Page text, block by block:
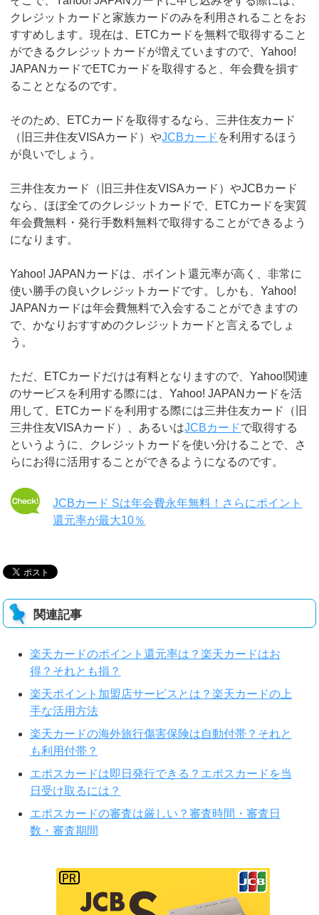
クレジットカードと家族カードのみを利用されることをお
すすめします。現在は、ETCカードを無料で取得すること
ができるクレジットカードが増えていますので、Yahoo!
JAPANカードでETCカードを取得すると、年会費を損す
ることとなるのです。
そのため、ETCカードを取得するなら、三井住友カード
（旧三井住友VISAカード）やJCBカード を利用するほう
が良いでしょう。
三井住友カード（旧三井住友VISAカード）やJCBカード
なら、ほぼ全てのクレジットカードで、ETCカードを実質
年会費無料・発行手数料無料で取得することができるよう
になります。
Yahoo! JAPANカードは、ポイント還元率が高く、非常に
使い勝手の良いクレジットカードです。しかも、Yahoo!
JAPANカードは年会費無料で入会することができますの
で、かなりおすすめのクレジットカードと言えるでしょ
う。
ただ、ETCカードだけは有料となりますので、Yahoo!関連
のサービスを利用する際には、Yahoo! JAPANカードを活
用して、ETCカードを利用する際には三井住友カード（旧
三井住友VISAカード）、あるいはJCBカードで取得する
というように、クレジットカードを使い分けることで、さ
らにお得に活用することができるようになるのです。
JCBカード Sは年会費永年無料！さらにポイント
還元率が最大10％
関連記事
楽天カードのポイント還元率は？楽天カードはお
得？それとも損？
楽天ポイント加盟店サービスとは？楽天カードの上
手な活用方法
楽天カードの海外旅行傷害保険は自動付帯？それと
も利用付帯？
エポスカードは即日発行できる？エポスカードを当
日受け取るには？
エポスカードの審査は厳しい？審査時間・審査日
数・審査期間